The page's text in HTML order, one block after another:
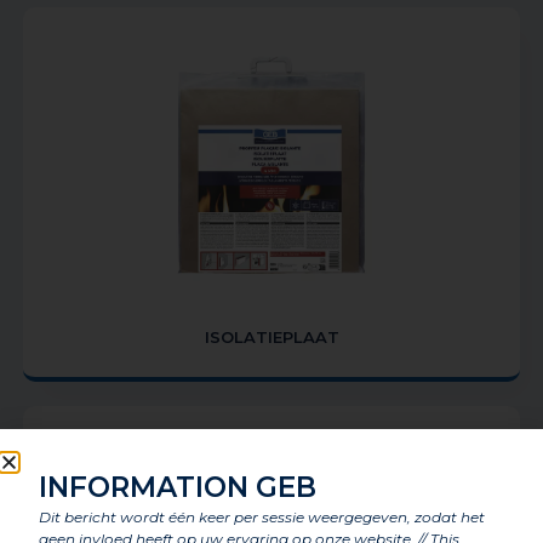
ISOLATIEPLAAT
INFORMATION GEB
Dit bericht wordt één keer per sessie weergegeven, zodat het
geen invloed heeft op uw ervaring op onze website. // This